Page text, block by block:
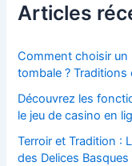
Articles
Comment choisir un
tombale ?
Découvrez les
le jeu de casino en
Terroir et Tradition :
des Delices Basques